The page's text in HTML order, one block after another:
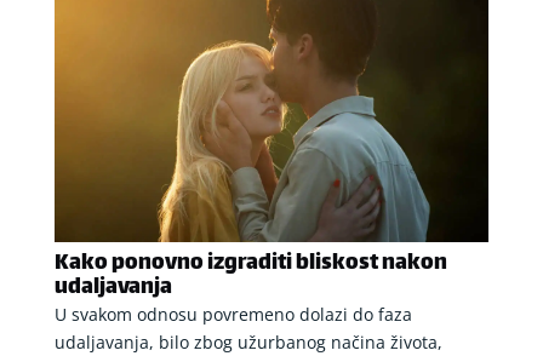
Kako ponovno izgraditi bliskost nakon
udaljavanja
U svakom odnosu povremeno dolazi do faza
udaljavanja, bilo zbog užurbanog načina života,